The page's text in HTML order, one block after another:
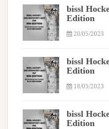
bissl
Edition
20/05/2023
bissl
Edition
18/05/2023
bissl
Edition